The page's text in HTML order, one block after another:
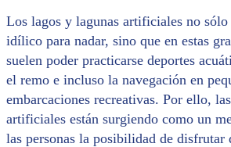
Los lagos y lagunas artificiales no
idílico para nadar, sino que en estas
suelen poder practicarse deportes
el remo e incluso la navegación en
embarcaciones recreativas. Por ello,
artificiales están surgiendo como un
las personas la posibilidad de disfrutar